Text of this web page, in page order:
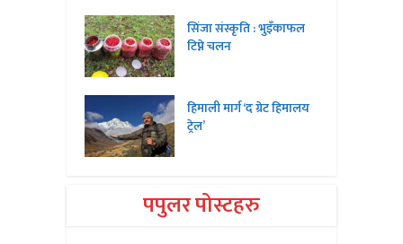
सिंजा संस्कृति : भुइँकाफल
टिप्ने चलन
हिमाली मार्ग ‘द ग्रेट हिमालय
ट्रेल’
पपुलर पोस्टहरु